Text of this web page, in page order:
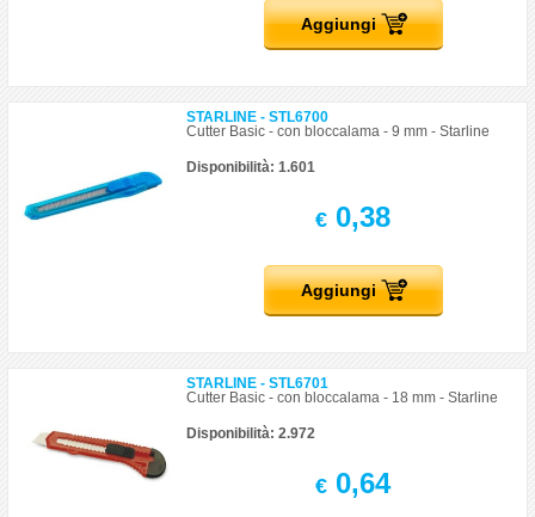
Aggiungi
STARLINE - STL6700
Cutter Basic - con bloccalama - 9 mm - Starline
Disponibilità: 1.601
€ 0,38
Aggiungi
STARLINE - STL6701
Cutter Basic - con bloccalama - 18 mm - Starline
Disponibilità: 2.972
€ 0,64